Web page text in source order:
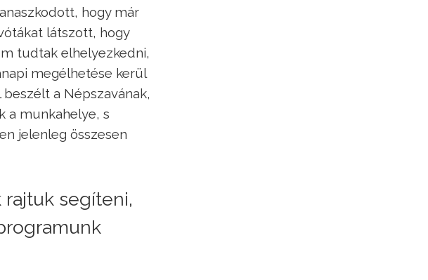
hogy már
látszott, hogy
tudtak elhelyezkedni,
megélhetése kerül
a Népszavának,
a munkahelye, s
jelenleg összesen
segíteni,